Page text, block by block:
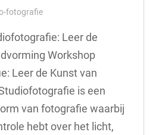
fotografie
Leer de
Workshop
Leer de Kunst van
is een
van fotografie waarbij
hebt over het licht,